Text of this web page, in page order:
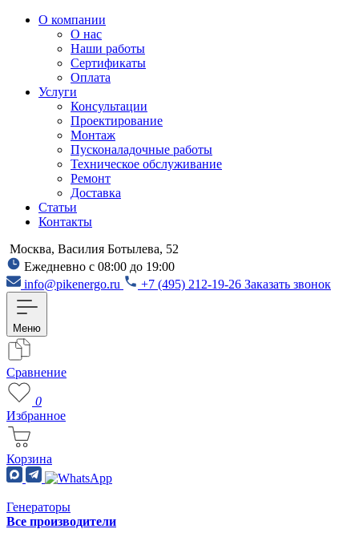
О компании
О нас
Наши работы
Сертификаты
Оплата
Услуги
Консультации
Проектирование
Монтаж
Пусконаладочные работы
Техническое обслуживание
Ремонт
Доставка
Статьи
Контакты
Москва, Василия Ботылева, 52
Ежедневно с 08:00 до 19:00
info@pikenergo.ru
+7 (495) 212-19-26 Заказать звонок
Меню
Сравнение
0
Избранное
Корзина
Генераторы
Все производители